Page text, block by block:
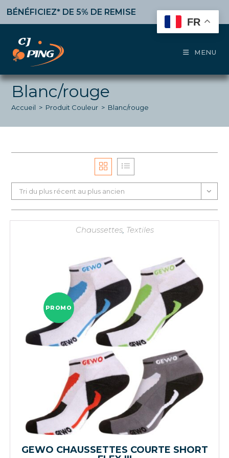
DE 5% DE REMISEà partir de 50€ d’achat,
MENU
Blanc/rouge
Accueil > Produit Couleur > Blanc/rouge
Tri du plus récent au plus ancien
Chaussettes, Textiles
PROMO
GEWO CHAUSSETTES COURTE SHORT
FR